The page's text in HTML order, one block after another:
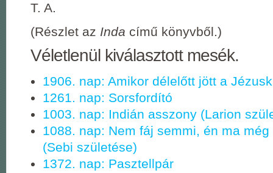
T. A.
(Részlet az Inda című könyvből.)
Véletlenül kiválasztott mesék.
1906. nap: Amikor délelőtt jött a
1261. nap: Sorsfordító
1003. nap: Indián asszony (Larion
1088. nap: Nem fáj semmi, én ma
(Sebi születése)
1372. nap: Pasztellpár